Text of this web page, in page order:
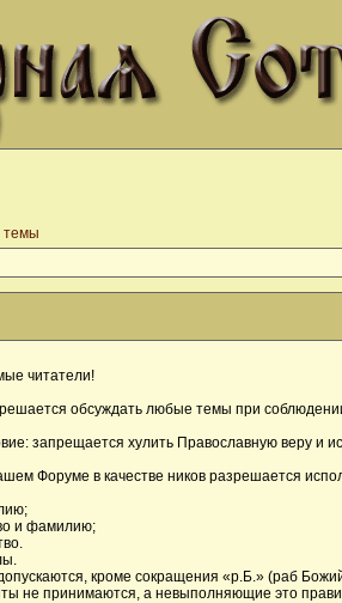
темы
читатели!
обсуждать любые темы при соблюдении
запрещается хулить Православную веру и
Форуме в качестве ников разрешается
и фамилию;
кроме сокращения «р.Б.» (раб
не принимаются, а невыполняющие это